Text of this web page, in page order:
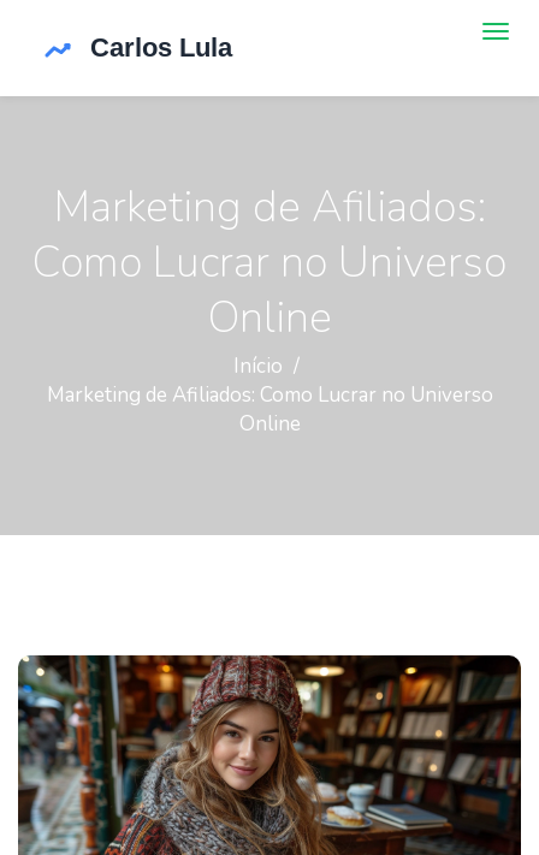
Marketing de Afiliados:
Como Lucrar no Universo
Online
Início
Marketing de Afiliados: Como Lucrar no Universo
Online